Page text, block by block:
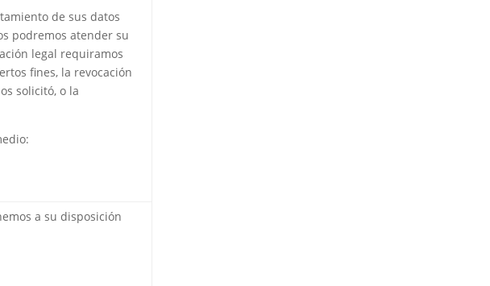
de sus datos
podremos atender su
legal requiramos
fines, la revocación
solicitó, o la
a su disposición